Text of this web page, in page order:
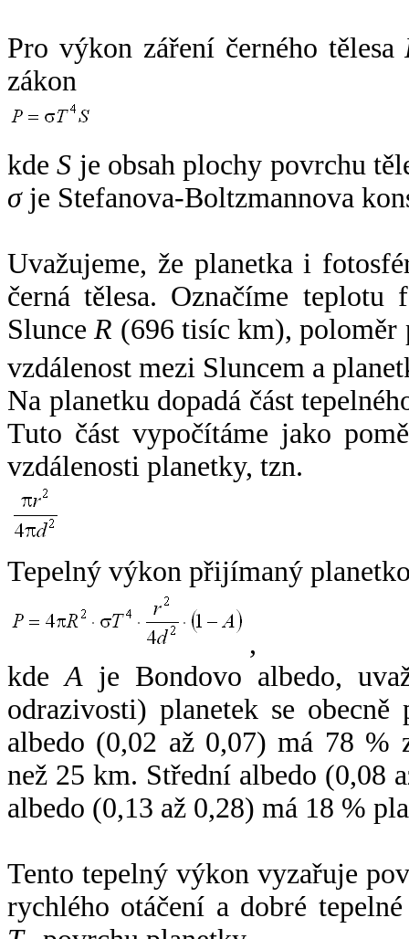
Pro výkon záření černého tělesa
zákon
kdeS je obsah plochy povrchu
σje Stefanova-Boltzmannova
Uvažujeme, že planetka i
černá tělesa. Označíme
SlunceR (696 tisíc km),
vzdálenost mezi Sluncem a
Na planetku dopadá část
Tuto část vypočítáme jako
vzdálenosti planetky, tzn.
Tepelný výkon přijímaný
,
kdeA je Bondovo albedo,
odrazivosti) planetek se
albedo (0,02 až 0,07) má 78 %
než 25 km. Střední albedo (0,08
albedo (0,13 až 0,28) má 18 %
Tento tepelný výkon vyzařuje
rychlého otáčení a dobré